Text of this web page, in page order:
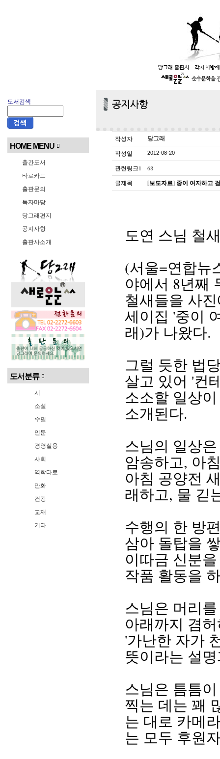
도서검색
HOME MENU
출간도서
타로카드
출판문의
독자마당
당그래편지
공지사항
출판사소개
도서분류
시
소설
수필
인문
경영실용
사회
역학타로
만화
건강
교재
기타
작성자 당그래
작성일 2012-08-20
관련링크1
68
글제목
[보도자료] 중이 여자하고
도연 스님 철
(서울=연합뉴
야에서 8년째
철새들을 사
세이집 '중이
래)가 나왔다.
그럴 듯한 법
살고 있어 '컨
소소할 일상
소개된다.
스님의 일상
암송하고, 아
아침 공양전
래하고, 물 긷
수행의 한 방
삼아 돌탑을
이따금 신분
작품 활동을
스님은 머리
아래까지 겸
'가난한 자가
뜻이라는 설
스님은 틈틈
찍는 데는 꽤
는 대로 카메
는 모두 후원